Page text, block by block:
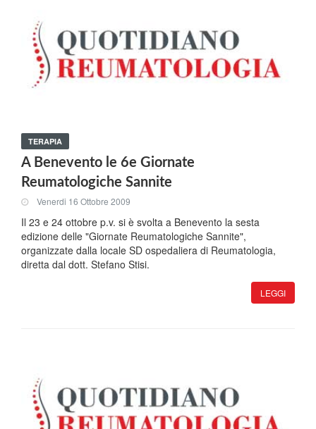
TERAPIA
A Benevento le 6e Giornate
Reumatologiche Sannite
Venerdi 16 Ottobre 2009
Il 23 e 24 ottobre p.v. si è svolta a Benevento la sesta
edizione delle "Giornate Reumatologiche Sannite",
organizzate dalla locale SD ospedaliera di Reumatologia,
diretta dal dott. Stefano Stisi.
LEGGI